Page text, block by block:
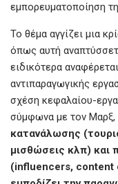
εμπορευματοποίηση
Το θέμα αγγίζει μια
όπως αυτή
ειδικότερα
αντιπαραγωγικής
σχέση κεφαλαίου-
σύμφωνα με τον Μαρξ,
κατανάλωσης (
μισθώσεις κλπ) και
(influencers, content